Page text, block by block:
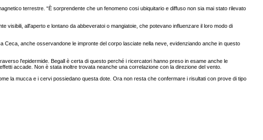
terrestre. “È sorprendente che un fenomeno cosi ubiquitario e diffuso non sia mai stato rilevato
visibili, all'aperto e lontano da abbeveratoi o mangiatoie, che potevano influenzare il loro modo di
anche osservandone le impronte del corpo lasciate nella neve, evidenziando anche in questo
l'epidermide. Begall è certa di questo perché i ricercatori hanno preso in esame anche le
accade. Non è stata inoltre trovata neanche una correlazione con la direzione del vento.
la mucca e i cervi possiedano questa dote. Ora non resta che confermare i risultati con prove di tipo